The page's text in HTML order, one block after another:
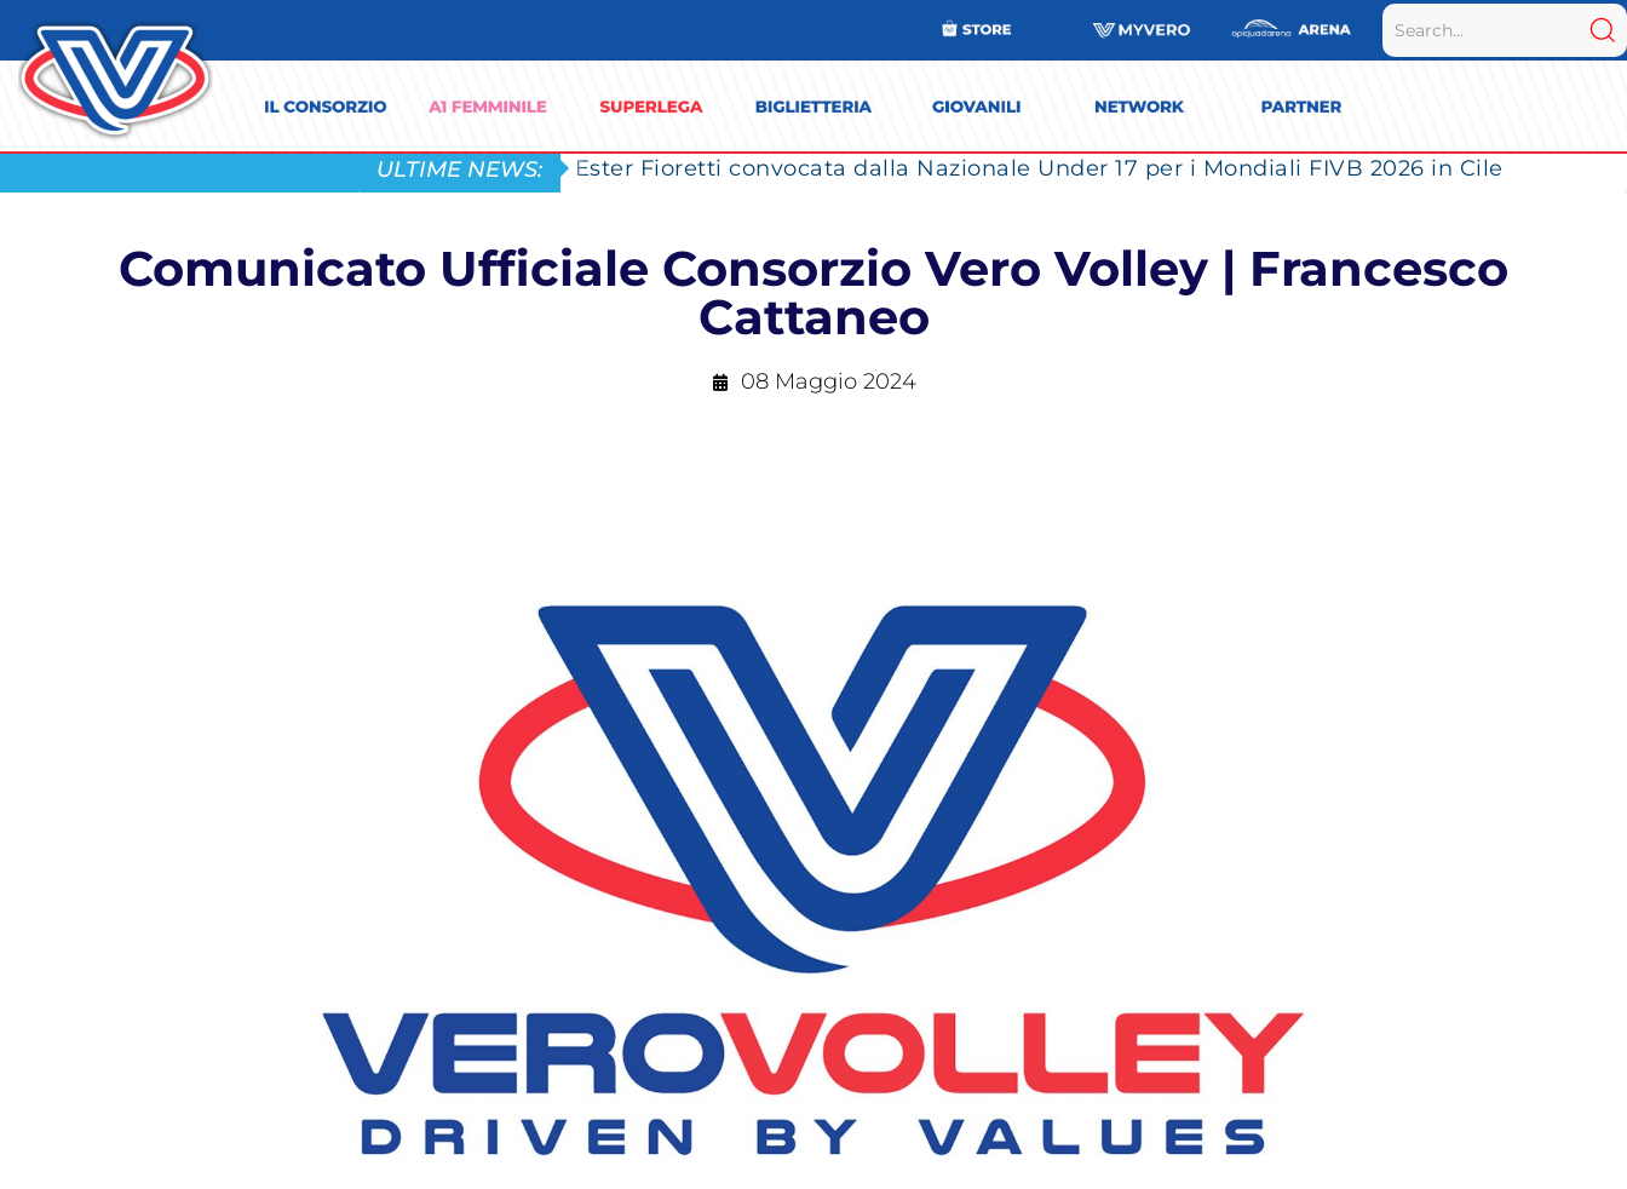
ULTIME NEWS: Ester Fioretti convocata dalla Nazionale Under 17 per i Mondiali FIVB 2026 in Cile
Comunicato Ufficiale Consorzio Vero Volley | Francesco
Cattaneo
08 Maggio 2024